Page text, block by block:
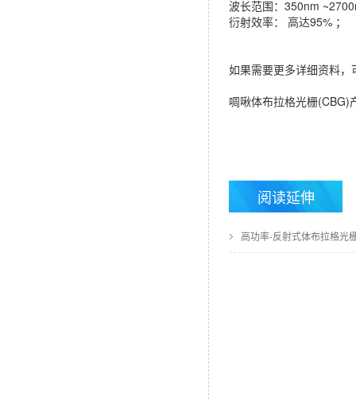
波长范围：350nm
衍射效率： 高达95% ；
如果需要更多详细资料
啁啾体布拉格光栅
阅读延伸
高功率-反射式体布拉格光